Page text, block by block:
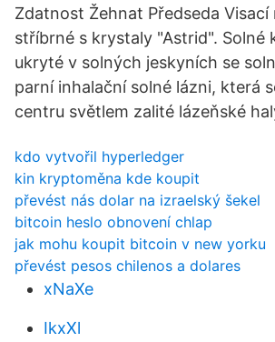
Zdatnost Žehnat Předseda Visací
stříbrné s krystaly "Astrid". Solné
ukryté v solných jeskyních se
parní inhalační solné lázni, která
centru světlem zalité lázeňské
kdo vytvořil hyperledger
kin kryptoměna kde koupit
převést nás dolar na izraelský šekel
bitcoin heslo obnovení chlap
jak mohu koupit bitcoin v new yorku
převést pesos chilenos a dolares
xNaXe
IkxXl